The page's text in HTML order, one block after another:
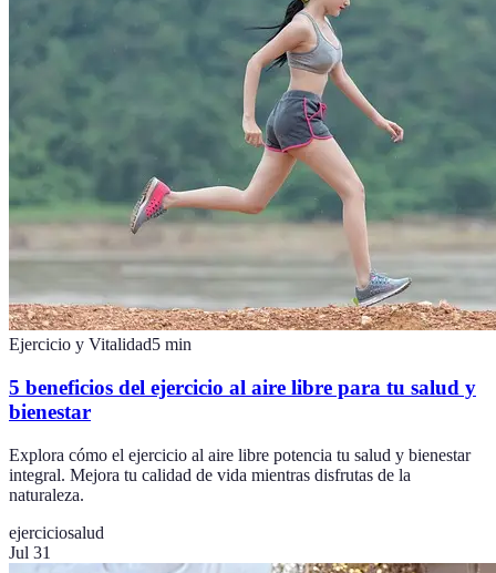
Ejercicio y Vitalidad5 min
5 beneficios del ejercicio al aire libre para tu salud y
bienestar
Explora cómo el ejercicio al aire libre potencia tu salud y bienestar
integral. Mejora tu calidad de vida mientras disfrutas de la
naturaleza.
ejerciciosalud
Jul 31